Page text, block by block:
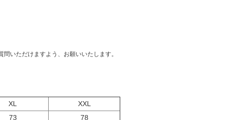
いただけますよう、お願いいたします。
XL
XXL
73
78